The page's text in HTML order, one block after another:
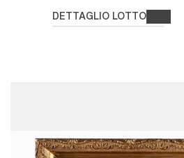
DETTAGLIO LOTTO